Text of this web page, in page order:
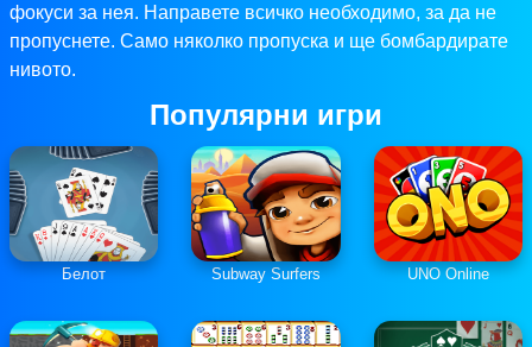
фокуси за нея. Направете всичко необходимо, за да не
пропуснете. Само няколко пропуска и ще бомбардирате
нивото.
Популярни игри
Белот Subway Surfers UNO Online